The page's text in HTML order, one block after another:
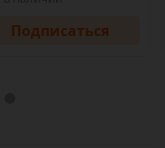
Подписаться